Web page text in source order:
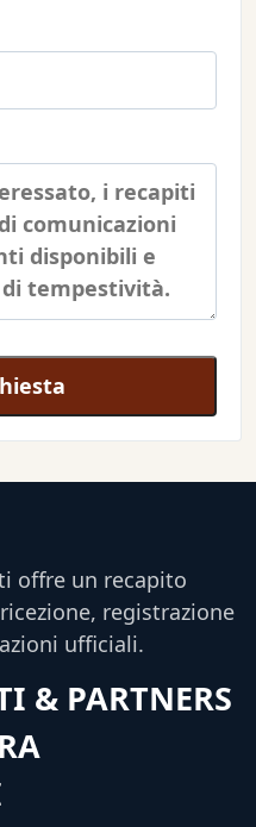
offre un recapito
registrazione
ufficiali.
& PARTNERS